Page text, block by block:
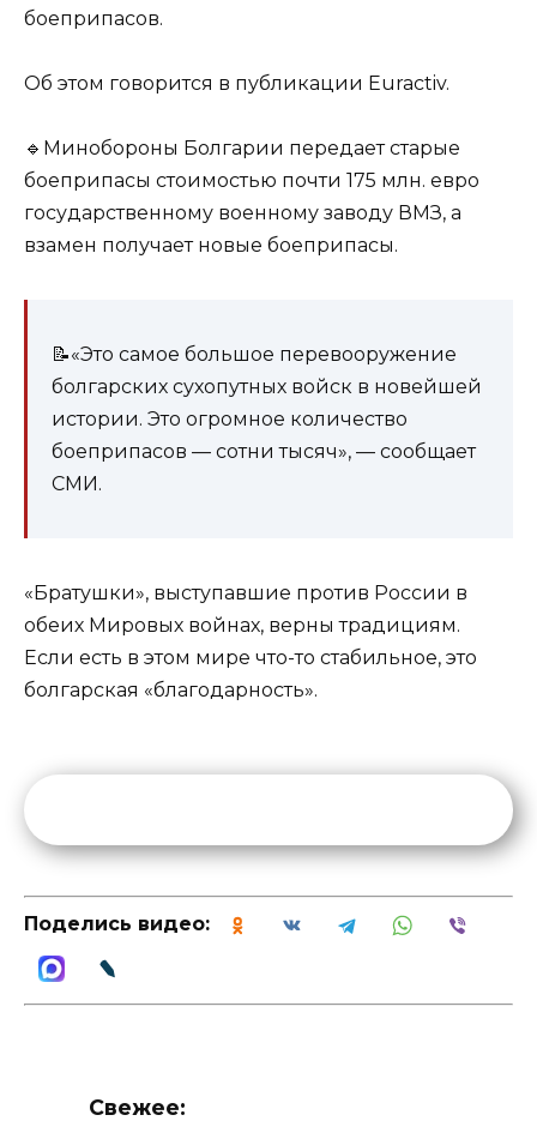
боеприпасов.
Об этом говорится в публикации Euractiv.
🔹Минобороны Болгарии передает старые
боеприпасы стоимостью почти 175 млн. евро
государственному военному заводу ВМЗ, а
взамен получает новые боеприпасы.
📝«Это самое большое перевооружение
болгарских сухопутных войск в новейшей
истории. Это огромное количество
боеприпасов — сотни тысяч», — сообщает
СМИ.
«Братушки», выступавшие против России в
обеих Мировых войнах, верны традициям.
Если есть в этом мире что-то стабильное, это
болгарская «благодарность».
Поделись видео:
Свежее: